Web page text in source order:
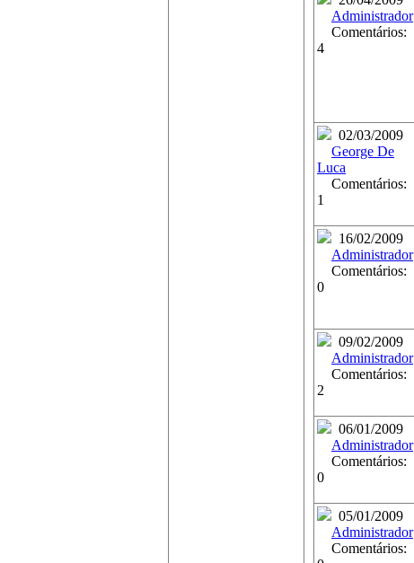
Administrador
Comentários:
4
02/03/2009
George De
Luca
Comentários:
1
16/02/2009
Administrador
Comentários:
0
09/02/2009
Administrador
Comentários:
2
06/01/2009
Administrador
Comentários:
0
05/01/2009
Administrador
Comentários: